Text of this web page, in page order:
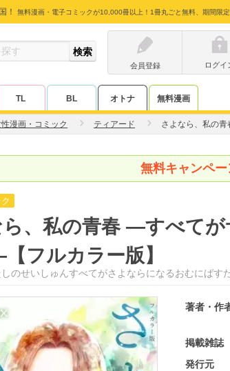
！ 無料漫画・電子コミックが10,000冊以上！1冊丸ごと無料、期間限
会員登録
ログイ
TL BL オトナ 無料漫画
漫画・コミック ティアード さよなら、私の
無料キャンペー
ら、私の青春 ―すべて
フルカラー版】
のせいしゅんすべてがさよならになるおむにばす
著者・作
掲載雑誌
発行元